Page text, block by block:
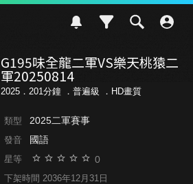
G195味全龍二軍VS樂天桃猿二
軍20250814
2025．201分鐘 ． 普遍級 ．HD畫質
類型 2025二軍賽事
發音 國語
星等 0
下架時間 2036年12月31日